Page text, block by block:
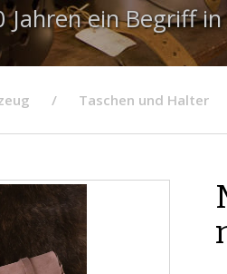
Jahren ein Begriff
Taschen und Halter